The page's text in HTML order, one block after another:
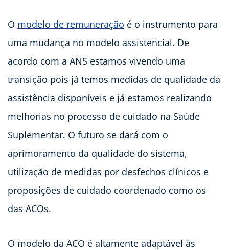
O modelo de remuneração é o instrumento para
uma mudança no modelo assistencial. De
acordo com a ANS estamos vivendo uma
transição pois já temos medidas de qualidade da
assistência disponíveis e já estamos realizando
melhorias no processo de cuidado na Saúde
Suplementar. O futuro se dará com o
aprimoramento da qualidade do sistema,
utilização de medidas por desfechos clínicos e
proposições de cuidado coordenado como os
das ACOs.
O modelo da ACO é altamente adaptável às